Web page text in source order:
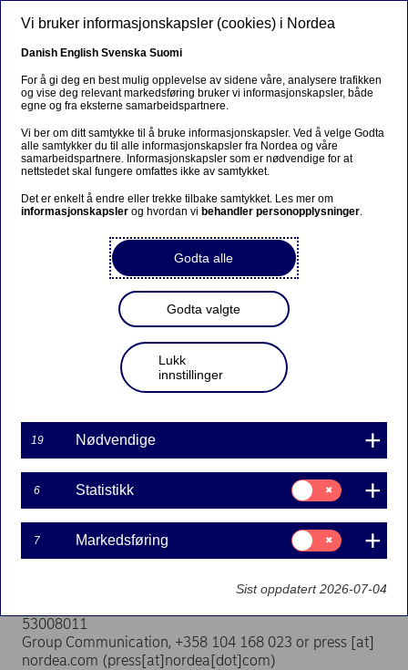
NO
Changes in Nordea Bank
Abp’s own shares
Børsmelding | 14-09-2020 15:30
Nordea Bank Abp
Stock exchange release – Changes in company’s own
14 September 2020 at 16.30 EET
A total of 13,572 own shares held by the company
were today transferred without consideration to
participants of Nordea Bank Abp’s (“Nordea”)
variable remuneration programmes.
Based on the resolution of the Board of Directors
announced on 11 September 2020, Nordea has
settle its commitments to participants of its variable
Following the transfer of own shares, Nordea holds
8,184,572 treasury shares for remuneration purposes.
53008011
Group Communication, +358 104 168 023 or press [at]
nordea.com (press[at]nordea[dot]com)
Vi bruker informasjonskapsler (cookies) i Nordea
Danish English Svenska Suomi
For å gi deg en best mulig opplevelse av sidene våre, analysere trafikken
og vise deg relevant markedsføring bruker vi informasjonskapsler, både
egne og fra eksterne samarbeidspartnere.
Vi ber om ditt samtykke til å bruke informasjonskapsler. Ved å velge Godta
alle samtykker du til alle informasjonskapsler fra Nordea og våre
samarbeidspartnere. Informasjonskapsler som er nødvendige for at
nettstedet skal fungere omfattes ikke av samtykket.
Det er enkelt å endre eller trekke tilbake samtykket. Les mer om
informasjonskapsler og hvordan vi behandler personopplysninger.
Godta alle
Godta valgte
Lukk
innstillinger
19 Nødvendige
6 Statistikk
Samtykke
til:
Statistikk
7 Markedsføring
Samtykke
til:
Markedsføring
Sist oppdatert 2026-07-04